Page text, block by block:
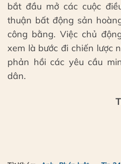
bắt đầu mở các cuộc
thuận bất động sản
công bằng. Việc chủ
xem là bước đi chiến lược
phản hồi các yêu cầu
dân.